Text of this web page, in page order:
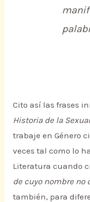
Cito así las frases
Historia de la
trabaje en Género
veces tal como lo
Literatura cuando
de cuyo nombre no
también, para